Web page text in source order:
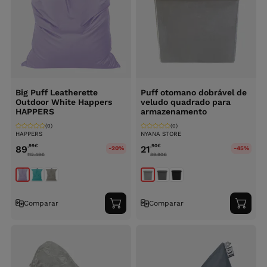
Big Puff Leatherette
Outdoor White Happers
HAPPERS
HAPPERS
(0)
89,99€
112.49€
-20%
Comparar
Adicionar
ao
Puff otomano dobrável de
veludo quadrado para
armazenamento
NYANA STORE
(0)
21,90€
39.90€
-45%
Comparar
ao